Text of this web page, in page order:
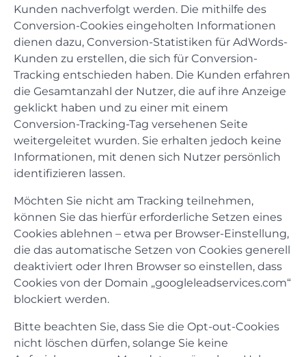
Kunden nachverfolgt werden. Die mithilfe des
Conversion-Cookies eingeholten Informationen
dienen dazu, Conversion-Statistiken für AdWords-
Kunden zu erstellen, die sich für Conversion-
Tracking entschieden haben. Die Kunden erfahren
die Gesamtanzahl der Nutzer, die auf ihre Anzeige
geklickt haben und zu einer mit einem
Conversion-Tracking-Tag versehenen Seite
weitergeleitet wurden. Sie erhalten jedoch keine
Informationen, mit denen sich Nutzer persönlich
identifizieren lassen.
Möchten Sie nicht am Tracking teilnehmen,
können Sie das hierfür erforderliche Setzen eines
Cookies ablehnen – etwa per Browser-Einstellung,
die das automatische Setzen von Cookies generell
deaktiviert oder Ihren Browser so einstellen, dass
Cookies von der Domain „googleleadservices.com“
blockiert werden.
Bitte beachten Sie, dass Sie die Opt-out-Cookies
nicht löschen dürfen, solange Sie keine